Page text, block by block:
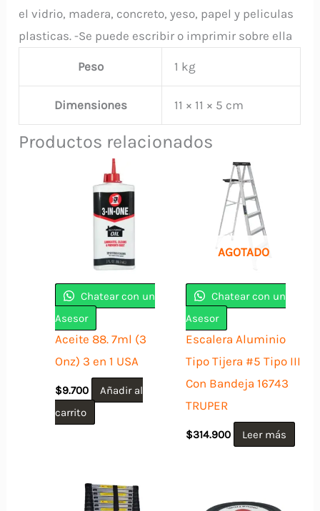
el vidrio, madera, concreto, yeso, papel y peliculas
plasticas. -Se puede escribir o imprimir sobre ella
Peso 1 kg
Dimensiones 11 × 11 × 5 cm
Productos relacionados
Chatear con un
Asesor
Aceite 88. 7ml (3
Onz) 3 en 1 USA
$9.700
Añadir al
carrito
AGOTADO
Chatear con un
Asesor
Escalera Aluminio
Tipo Tijera #5 Tipo III
Con Bandeja 16743
TRUPER
$314.900 Leer más